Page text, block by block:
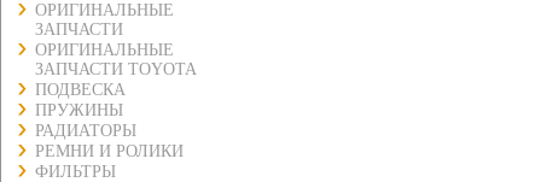
ОРИГИНАЛЬНЫЕ
ЗАПЧАСТИ
ОРИГИНАЛЬНЫЕ
ЗАПЧАСТИ TOYOTA
ПОДВЕСКА
ПРУЖИНЫ
РАДИАТОРЫ
РЕМНИ И РОЛИКИ
ФИЛЬТРЫ